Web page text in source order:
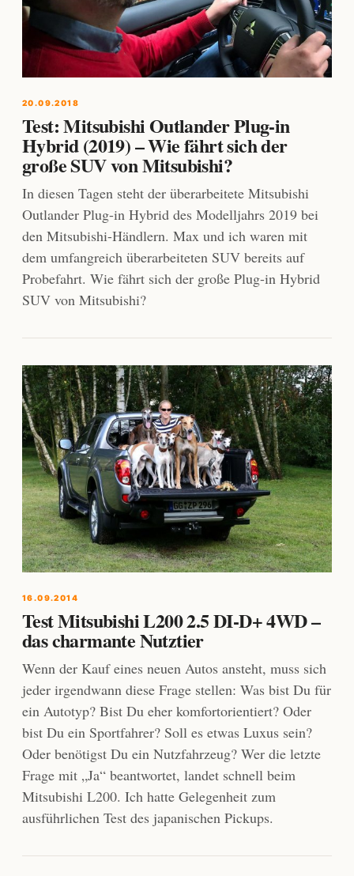
20.09.2018
Test: Mitsubishi Outlander Plug-in
Hybrid (2019) – Wie fährt sich der
große SUV von Mitsubishi?
In diesen Tagen steht der überarbeitete Mitsubishi
Outlander Plug-in Hybrid des Modelljahrs 2019 bei
den Mitsubishi-Händlern. Max und ich waren mit
dem umfangreich überarbeiteten SUV bereits auf
Probefahrt. Wie fährt sich der große Plug-in Hybrid
SUV von Mitsubishi?
16.09.2014
Test Mitsubishi L200 2.5 DI-D+ 4WD –
das charmante Nutztier
Wenn der Kauf eines neuen Autos ansteht, muss sich
jeder irgendwann diese Frage stellen: Was bist Du für
ein Autotyp? Bist Du eher komfortorientiert? Oder
bist Du ein Sportfahrer? Soll es etwas Luxus sein?
Oder benötigst Du ein Nutzfahrzeug? Wer die letzte
Frage mit „Ja“ beantwortet, landet schnell beim
Mitsubishi L200. Ich hatte Gelegenheit zum
ausführlichen Test des japanischen Pickups.